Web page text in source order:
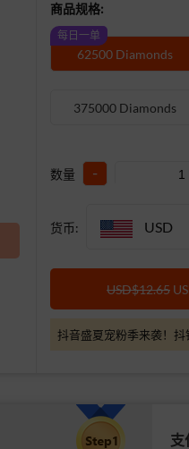
商品规格:
62500 Diamonds
每日一单
375000 Diamonds
数量 -
货币: USD
USD$12.65
抖音盛夏宠粉季来袭！
支